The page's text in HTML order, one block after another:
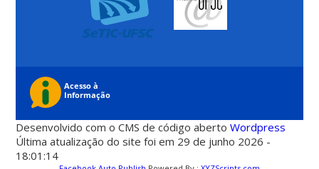
Desenvolvido com o CMS de código abertoWordpress
Última atualização do site foi em 29 de junho 2026 -
18:01:14